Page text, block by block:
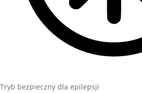
Tryb bezpieczny dla epilepsji